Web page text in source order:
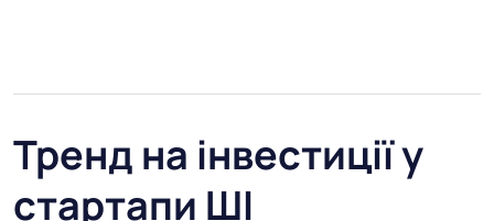
Тренд на інвестиції у
стартапи ШІ